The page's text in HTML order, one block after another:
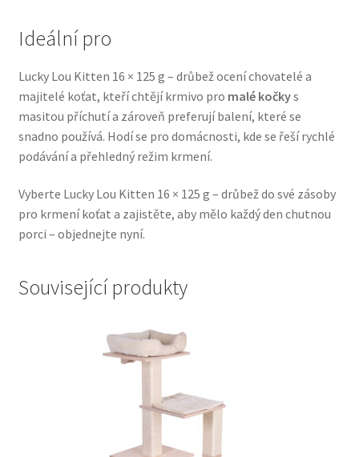
Veterinární dieta pro psy
Vodítka a obojky
Ideální pro
Lucky Lou Kitten 16 × 125 g – drůbež ocení chovatelé a
majitelé koťat, kteří chtějí krmivo pro malé kočkys
masitou příchutí a zároveň preferují balení, které se
snadno používá. Hodí se pro domácnosti, kde se řeší rychlé
podávání a přehledný režim krmení.
Vyberte Lucky Lou Kitten 16 × 125 g – drůbež do své zásoby
pro krmení koťat a zajistěte, aby mělo každý den chutnou
porci – objednejte nyní.
Související produkty